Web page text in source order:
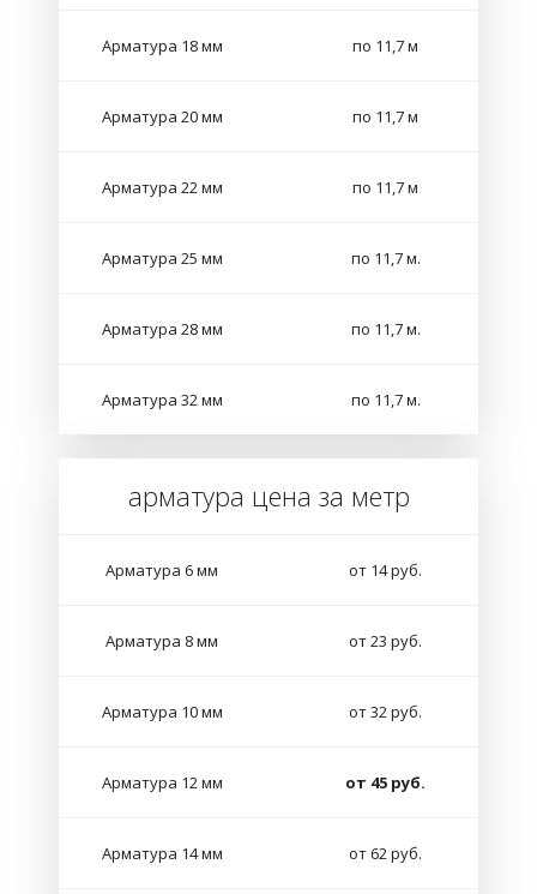
Арматура 18 мм по 11,7 м
Арматура 20 мм по 11,7 м
Арматура 22 мм по 11,7 м
Арматура 25 мм по 11,7 м.
Арматура 28 мм по 11,7 м.
Арматура 32 мм по 11,7 м.
арматура цена за метр
Арматура 6 мм от 14 руб.
Арматура 8 мм от 23 руб.
Арматура 10 мм от 32 руб.
Арматура 12 мм от 45 руб.
Арматура 14 мм от 62 руб.